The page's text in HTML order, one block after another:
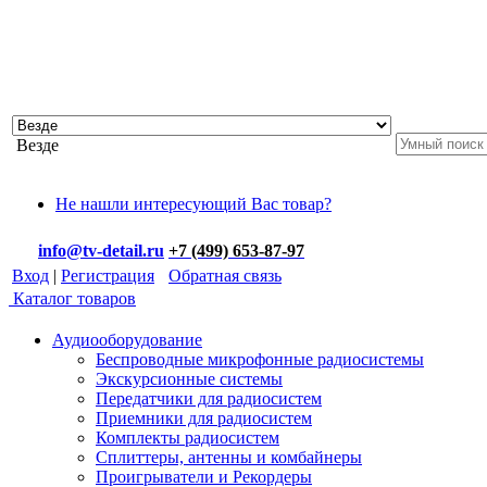
Везде
Не нашли интересующий Вас товар?
info@tv-detail.ru +7 (499) 653-87-97
Вход | Регистрация
Обратная связь
Каталог товаров
Аудиооборудование
Беспроводные микрофонные радиосистемы
Экскурсионные системы
Передатчики для радиосистем
Приемники для радиосистем
Комплекты радиосистем
Сплиттеры, антенны и комбайнеры
Проигрыватели и Рекордеры